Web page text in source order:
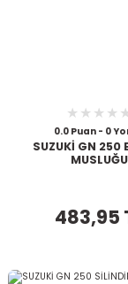
0.0 Puan - 0
SUZUKİ GN 250
MUSLUĞU
483,95